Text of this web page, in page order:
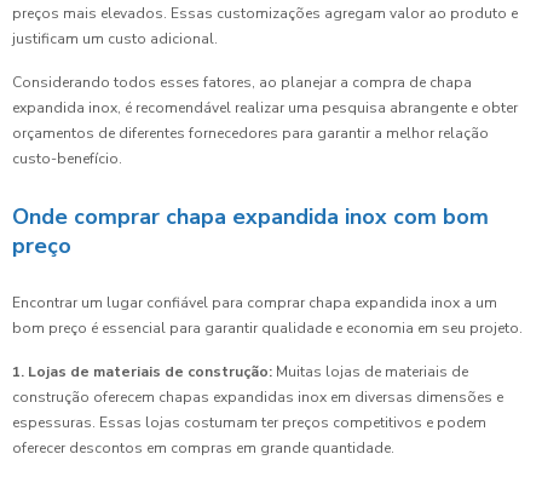
preços mais elevados. Essas customizações agregam valor ao produto e
justificam um custo adicional.
Considerando todos esses fatores, ao planejar a compra de chapa
expandida inox, é recomendável realizar uma pesquisa abrangente e obter
orçamentos de diferentes fornecedores para garantir a melhor relação
custo-benefício.
Onde comprar chapa expandida inox com bom
preço
Encontrar um lugar confiável para comprar chapa expandida inox a um
bom preço é essencial para garantir qualidade e economia em seu projeto.
1. Lojas de materiais de construção: Muitas lojas de materiais de
construção oferecem chapas expandidas inox em diversas dimensões e
espessuras. Essas lojas costumam ter preços competitivos e podem
oferecer descontos em compras em grande quantidade.